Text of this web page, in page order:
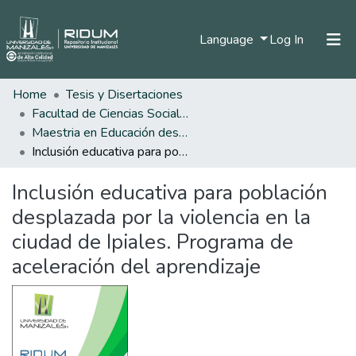
Language Log In (current)
Statistics
Home
Tesis y Disertaciones
Facultad de Ciencias Sociales y Humanas
Maestria en Educación desde la Diversidad
Inclusión educativa para población desplazada por la violencia en la ciudad de Ipiales. Programa de aceleración del aprendizaje
Inclusión educativa para población
desplazada por la violencia en la
ciudad de Ipiales. Programa de
aceleración del aprendizaje